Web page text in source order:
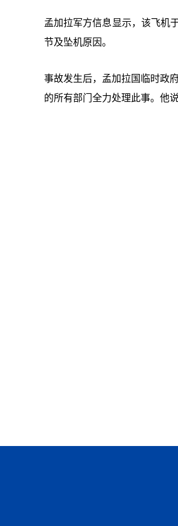
孟加拉军方信息显示，该飞机
节及坠机原因。
事故发生后，孟加拉国临时政
的所有部门全力处理此事。他